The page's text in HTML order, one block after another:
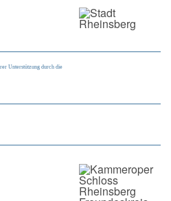
Unterstützung durch die